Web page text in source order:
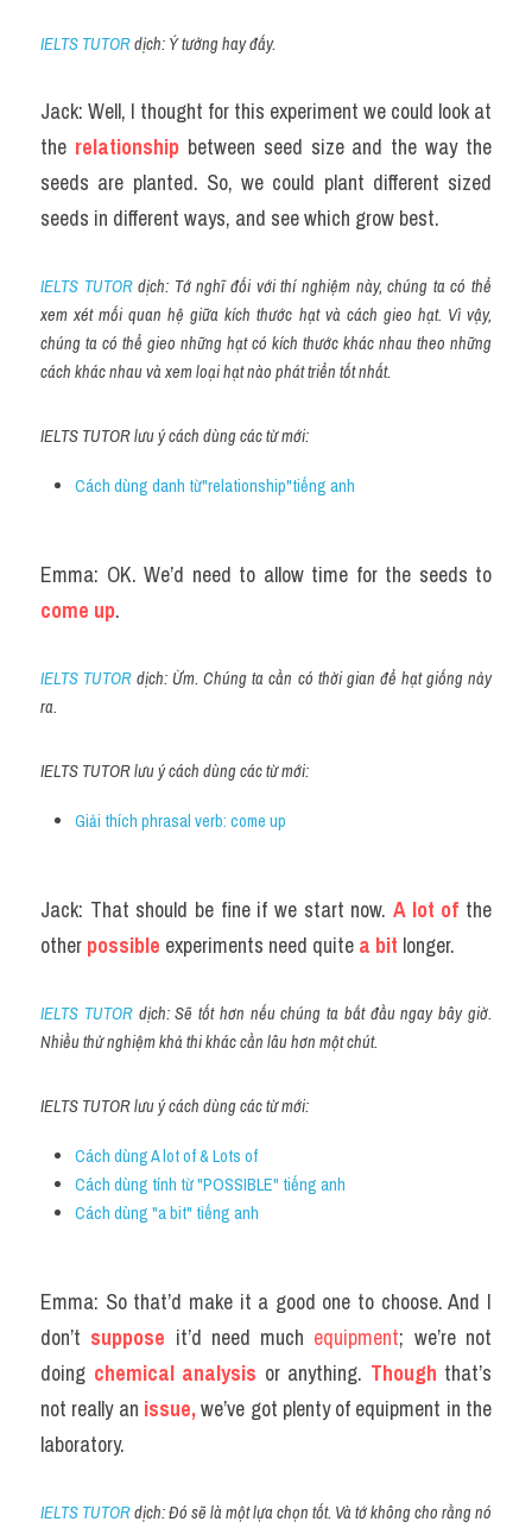
IELTS TUTOR dịch: Ý tưởng hay đấy.
Jack: Well, I thought for this experiment we could look at
the relationship between seed size and the way the
seeds are planted. So, we could plant different sized
seeds in different ways, and see which grow best.
IELTS TUTOR dịch: Tớ nghĩ đối với thí nghiệm này, chúng ta có thể
xem xét mối quan hệ giữa kích thước hạt và cách gieo hạt. Vì vậy,
chúng ta có thể gieo những hạt có kích thước khác nhau theo những
cách khác nhau và xem loại hạt nào phát triển tốt nhất.
IELTS TUTOR lưu ý cách dùng các từ mới:
Cách dùng danh từ"relationship"tiếng anh
come up.
IELTS TUTOR dịch: Ừm. Chúng ta cần có thời gian để hạt giống nảy
ra.
IELTS TUTOR lưu ý cách dùng các từ mới:
Giải thích phrasal verb: come up
Jack: That should be fine if we start now. A lot of the
other possible experiments need quite a bit longer.
IELTS TUTOR dịch: Sẽ tốt hơn nếu chúng ta bắt đầu ngay bây giờ.
Nhiều thử nghiệm khả thi khác cần lâu hơn một chút.
IELTS TUTOR lưu ý cách dùng các từ mới:
Cách dùng A lot of & Lots of
Cách dùng tính từ "POSSIBLE" tiếng anh
Cách dùng "a bit" tiếng anh
Emma: So that’d make it a good one to choose. And I
don’t suppose it’d need much equipment; we’re not
doing chemical analysis or anything. Though that’s
not really an issue, we’ve got plenty of equipment in the
laboratory.
IELTS TUTOR dịch: Đó sẽ là một lựa chọn tốt. Và tớ không cho rằng nó